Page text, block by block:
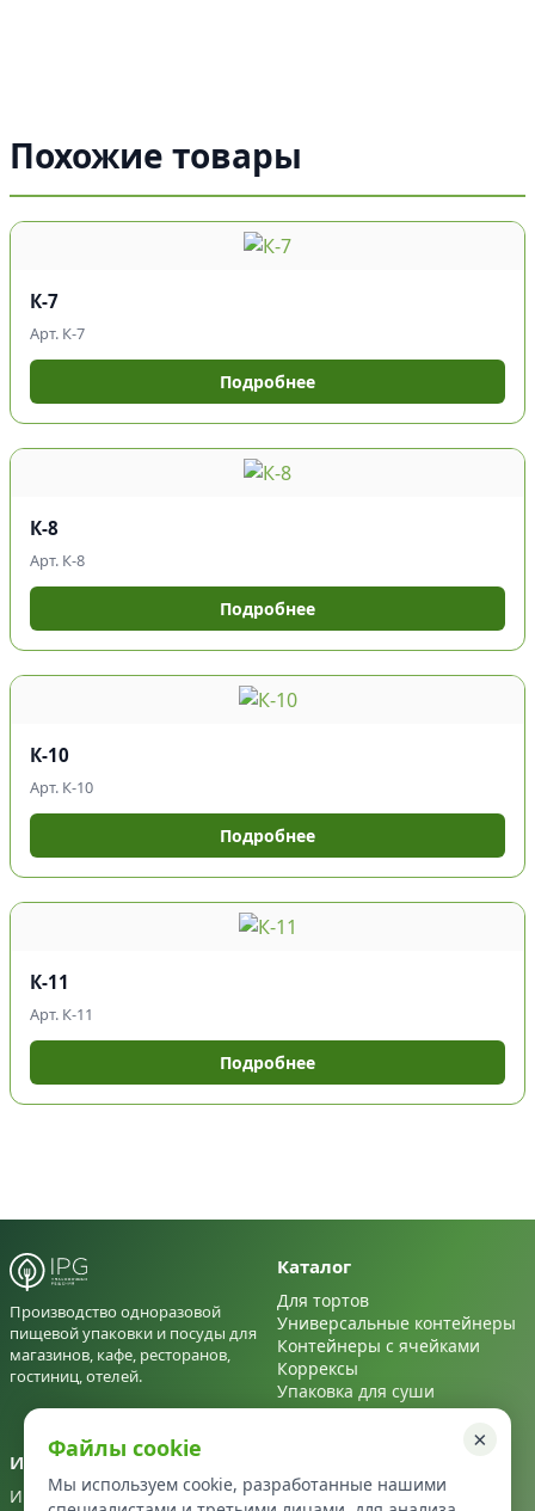
Похожие товары
К-7
Арт. К-7
Подробнее
К-8
Арт. К-8
Подробнее
К-10
Арт. К-10
Подробнее
К-11
Арт. К-11
Подробнее
Производство одноразовой
пищевой упаковки и посуды для
магазинов, кафе, ресторанов,
гостиниц, отелей.
Каталог
Для тортов
Универсальные контейнеры
Контейнеры с ячейками
Коррексы
Упаковка для суши
Для салатов
Информация
Информация
+7 495 122 22 72
×
Файлы cookie
Мы используем cookie, разработанные нашими